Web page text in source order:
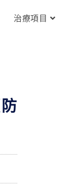
治療項目